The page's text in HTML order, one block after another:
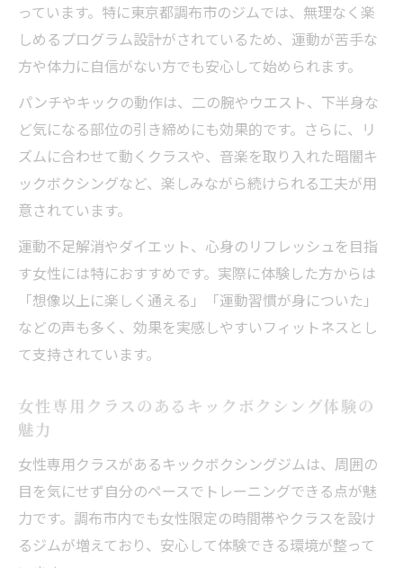
っています。特に東京都調布市のジムでは、無理なく楽
しめるプログラム設計がされているため、運動が苦手な
方や体力に自信がない方でも安心して始められます。
パンチやキックの動作は、二の腕やウエスト、下半身な
ど気になる部位の引き締めにも効果的です。さらに、リ
ズムに合わせて動くクラスや、音楽を取り入れた暗闇キ
ックボクシングなど、楽しみながら続けられる工夫が用
意されています。
運動不足解消やダイエット、心身のリフレッシュを目指
す女性には特におすすめです。実際に体験した方からは
「想像以上に楽しく通える」「運動習慣が身についた」
などの声も多く、効果を実感しやすいフィットネスとし
て支持されています。
女性専用クラスのあるキックボクシング体験の
魅力
女性専用クラスがあるキックボクシングジムは、周囲の
目を気にせず自分のペースでトレーニングできる点が魅
力です。調布市内でも女性限定の時間帯やクラスを設け
るジムが増えており、安心して体験できる環境が整って